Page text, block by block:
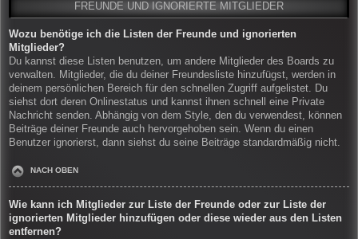
FREUNDE UND IGNORIERTE MITGLIEDER
Wozu benötige ich die Listen der Freunde und ignorierten
Mitglieder?
Du kannst diese Listen benutzen, um andere Mitglieder des Boards zu
verwalten. Mitglieder, die du deiner Freundesliste hinzufügst, werden in
deinem persönlichen Bereich für den schnellen Zugriff aufgelistet. Du
siehst dort deren Onlinestatus und kannst ihnen schnell eine Private
Nachricht senden. Abhängig von dem Style, den du verwendest, können
Beiträge deiner Freunde auch hervorgehoben sein. Wenn du einen
Benutzer ignorierst, dann siehst du seine Beiträge standardmäßig nicht.
NACH OBEN
Wie kann ich Mitglieder zur Liste der Freunde oder zur Liste der
ignorierten Mitglieder hinzufügen oder diese wieder aus den Listen
entfernen?